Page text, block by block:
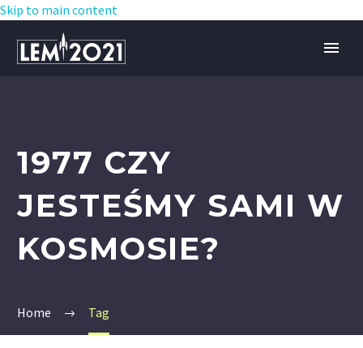
Skip to main content
1977 CZY
JESTEŚMY SAMI W
KOSMOSIE?
Home Tag